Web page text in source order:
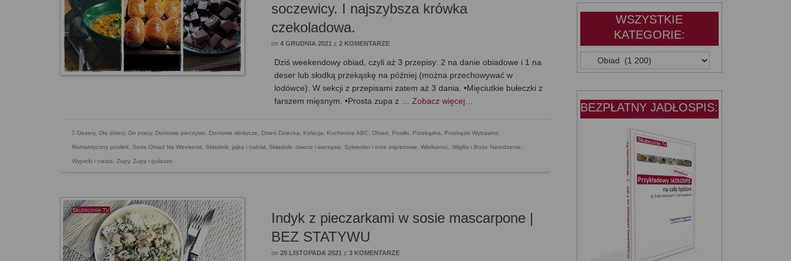
soczewicy. I najszybsza krówka
czekoladowa.
on4 GRUDNIA 2021 z2 KOMENTARZE
Dziś weekendowy obiad, czyli aż 3 przepisy: 2 na danie obiadowe i 1 na
deser lub słodką przekąskę na później (można przechowywać w
lodówce). W sekcji z przepisami zatem aż 3 dania. •Mięciutkie bułeczki z
farszem mięsnym. •Prosta zupa z …Zobacz więcej…
Desery, Dla dzieci, Do pracy, Domowe pieczywo, Domowe słodycze, Dzień Dziecka, Kolacja, Kuchenne ABC, Obiad, Posiłki, Przekąska, Przekąski Wytrawne,
Romantyczny posiłek, Seria Obiad Na Weekend, Składnik: jajka i nabiał, Składnik: owoce i warzywa, Sylwester i inne imprezowe, Wielkanoc, Wigilia i Boże Narodzenie,
Wypieki i ciasta, Zupy, Zupy i gulasze
Indyk z pieczarkami w sosie mascarpone |
BEZ STATYWU
on20 LISTOPADA 2021 z3 KOMENTARZE
WSZYSTKIE
KATEGORIE:
WSZYSTKIE
KATEGORIE:
BEZPŁATNY JADŁOSPIS: